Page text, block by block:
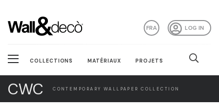
LOG IN
FRA
COLLECTIONS MATÉRIAUX PROJETS
CWC CONTEMPORARY WALLPAPER COLLECTION